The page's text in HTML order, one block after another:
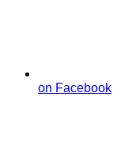
on Facebook